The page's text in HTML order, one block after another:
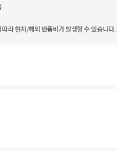
라 현지/해외 반품비가 발생할 수 있습니다.